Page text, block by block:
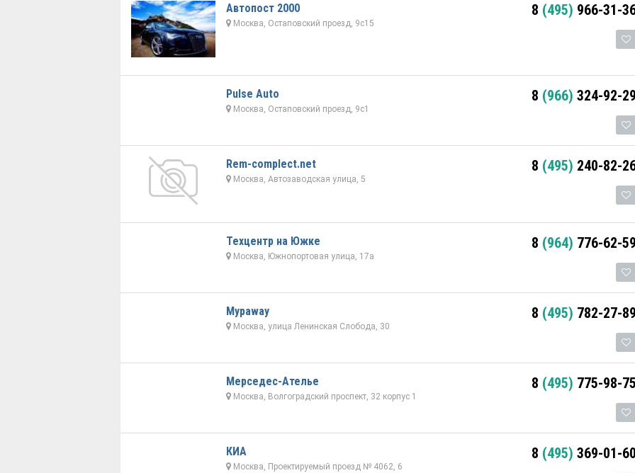
Автопост 2000
Москва, Остаповский проезд, 9с15
8 (495) 966-31-
Pulse Auto
Москва, Остаповский проезд, 9с1
8 (966) 324-92-29
Rem-complect.net
Москва, Автозаводская улица, 5
8 (495) 240-82-
Техцентр на Южке
Москва, Южнопортовая улица, 17а
8 (964) 776-62-59
Mypaway
Москва, улица Ленинская Слобода, 30
8 (495) 782-27-89
Мерседес-Ателье
Москва, Волгоградский проспект, 32 корпус 1
8 (495) 775-98-75
КИА
Москва, Проектируемый проезд № 4062, 6
8 (495) 369-01-60